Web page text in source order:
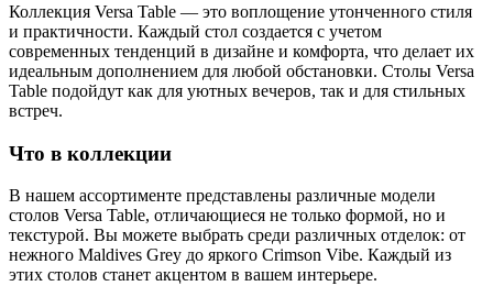
Коллекция Versa Table — это воплощение утонченного стиля
и практичности. Каждый стол создается с учетом
современных тенденций в дизайне и комфорта, что делает их
идеальным дополнением для любой обстановки. Столы Versa
Table подойдут как для уютных вечеров, так и для стильных
встреч.
Что в коллекции
В нашем ассортименте представлены различные модели
столов Versa Table, отличающиеся не только формой, но и
текстурой. Вы можете выбрать среди различных отделок: от
нежного Maldives Grey до яркого Crimson Vibe. Каждый из
этих столов станет акцентом в вашем интерьере.